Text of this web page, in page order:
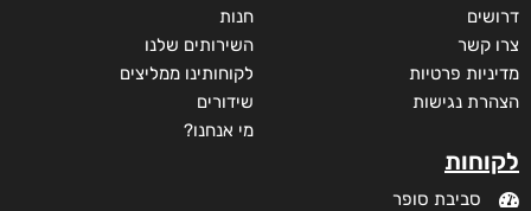
דרושים
צרו קשר
מדיניות פרטיות
הצהרת נגישות
לקוחות
סביבת סופר
חנות
השירותים שלנו
לקוחותינו ממליצים
שידורים
מי אנחנו?